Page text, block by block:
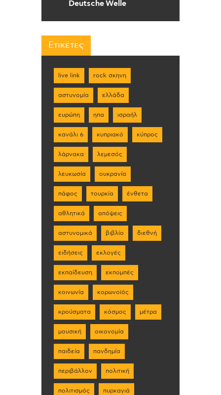
Deutsche Welle
Ετικέτες
live link rock σκηνη
αστυνομία ελλάδα
ευρώπη ηπα ισραήλ
κανάλι 6 κυπριακό κύπρος
λάρνακα λεμεσός
λευκωσία ουκρανία
πάφος τουρκία ένθετα
αθλητικά απόψεις
αστυνομικά βιβλίο διεθνή
ειδήσεις εκλογές
εκπαίδευση εκπομπές
κοινωνία κορωνοϊός
κρούσματα κόσμος μέτρα
μουσική οικονομία
παιδεία πανδημία
περιβάλλον πολιτική
πολιτισμός πυρκαγιά